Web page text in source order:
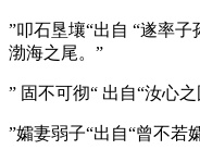
”叩石垦壤“出自 “遂率
渤海之尾。”
” 固不可彻“ 出自“汝心
”孀妻弱子“出自“曾不若